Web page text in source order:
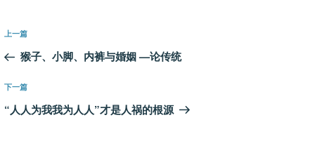
文
导
航
上
一
文
章
上一篇
猴子、小脚、内裤与婚姻 —论传统
下
一
下一篇
“人人为我我为人人”才是人祸的根源